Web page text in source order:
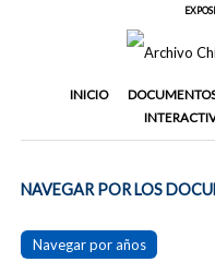
INICIO
NAVEGAR POR LOS
Navegar por años